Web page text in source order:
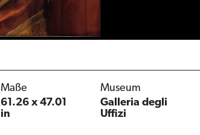
Maße
61.26 x 47.01
in
Museum
Galleria degli
Uffizi